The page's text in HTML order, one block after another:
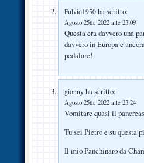
Fulvio1950 ha scritto:
Agosto 25th, 2022 alle 23:09
Questa era davvero una
davvero in Europa e
pedalare!
gionny ha scritto:
Agosto 25th, 2022 alle 23:24
Vomitare quasi il
Tu sei Pietro e su questa
Il mio Panchinaro da